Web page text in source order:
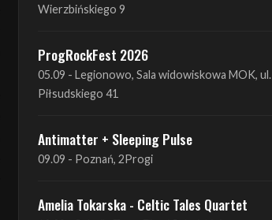
Wierzbińskiego 9
ProgRockFest 2026
05.09 - Legionowo, Sala widowiskowa MOK, ul.
Piłsudskiego 41
Antimatter + Sleeping Pulse
09.09 - Poznań, 2Progi
Amelia Tokarska - Celtic Tales Quartet